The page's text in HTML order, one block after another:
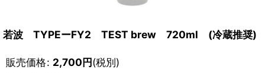
若波 TYPEーFY2 TEST brew 720ml (冷蔵推奨)
販売価格: 2,700円(税別)